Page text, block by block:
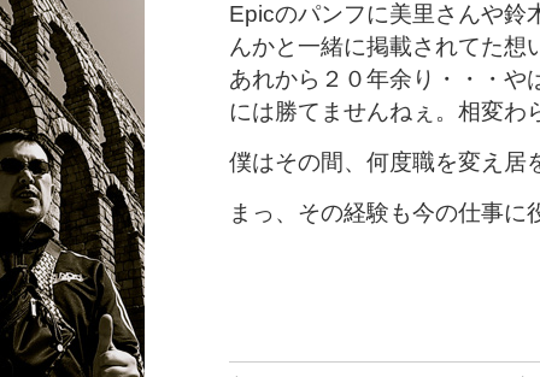
Epicのパンフに美里さんや鈴
んかと一緒に掲載されてた想
あれから２０年余り・・・や
には勝てませんねぇ。相変わ
僕はその間、何度職を変え居
まっ、その経験も今の仕事